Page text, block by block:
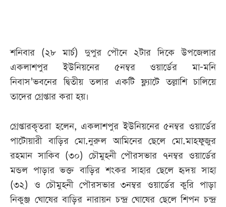
ই-
পেপার
শনিবার (২৮ মার্চ) দুপুর পৌনে ২টার দিকে উপজেলার
একলাশপুর ইউনিয়নের ৫নম্বর ওয়ার্ডের মা-মনি
নিবাস’ভবনের দ্বিতীয় তলার একটি ফ্ল্যাটে তল্লাশি চালিয়ে
তাদের গ্রেপ্তার করা হয়।
গ্রেপ্তারকৃতরা হলেন, একলাশপুর ইউনিয়নের ৫নম্বর ওয়ার্ডের
পাটোয়ারী বাড়ির মো.নুরুল আমিনের ছেলে মো.মাহফুজুর
রহমান সাকিব (৩০) চৌমুহনী পৌরসভার ৭নম্বর ওয়ার্ডের
মন্ডল পাড়ার ভক্ত বাড়ির শংকর সাহার ছেলে হৃদয় সাহা
(৩২) ও চৌমুহনী পৌরসভার ৩নম্বর ওয়ার্ডের কুরি পাড়া
নিকুঞ্জ ঘোষের বাড়ির নারায়ন চন্দ্র ঘোষের ছেলে শিপন চন্দ্র